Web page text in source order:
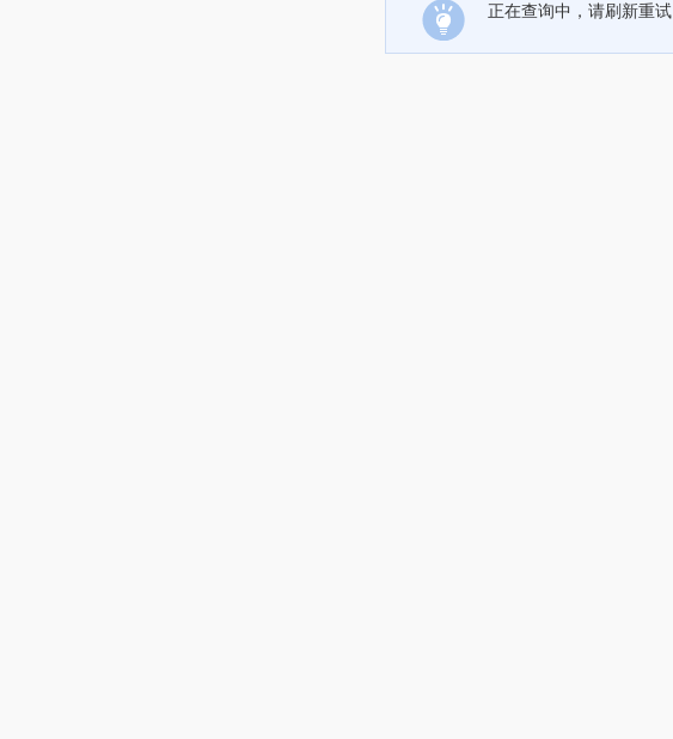
正在查询中，请刷新重试